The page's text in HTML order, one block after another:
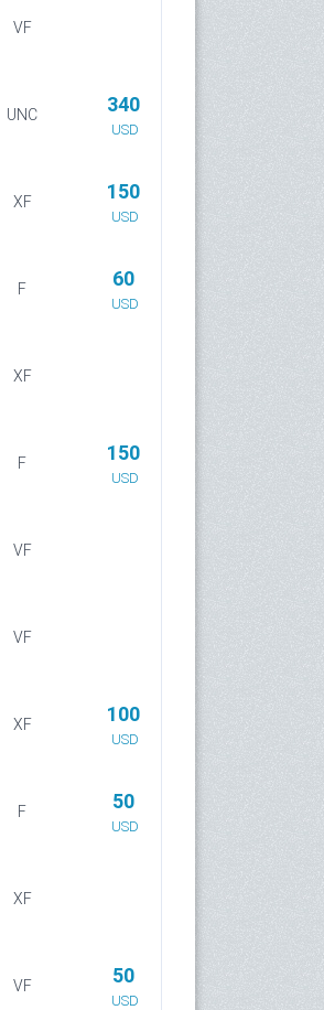
VF
UNC 340
USD
XF 150
USD
F 60
USD
XF
F 150
USD
VF
VF
XF 100
USD
F 50
USD
XF
VF 50
USD